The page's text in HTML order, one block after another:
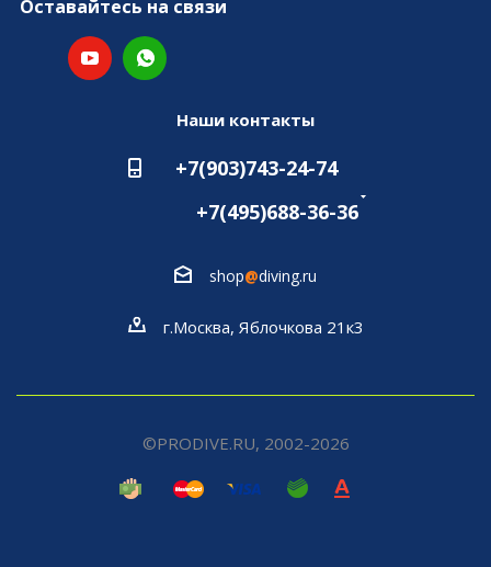
Оставайтесь на связи
Наши контакты
+7(903)743-24-74
+7(495)688-36-36
shop@diving.ru
г.Москва, Яблочкова 21к3
©PRODIVE.RU, 2002-2026